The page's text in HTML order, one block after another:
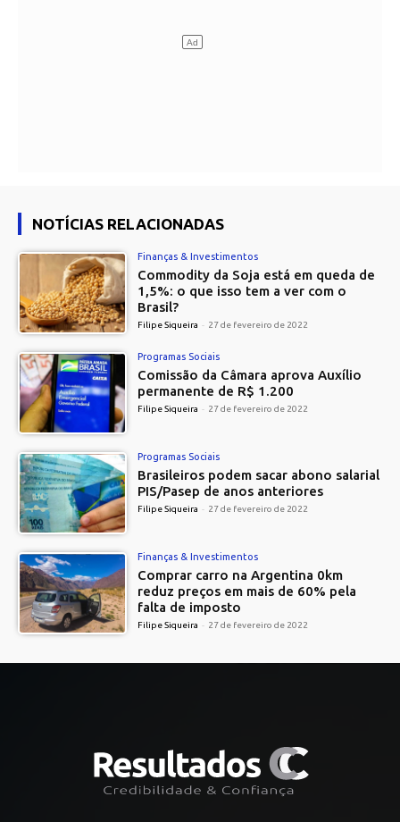
NOTÍCIAS RELACIONADAS
Finanças & Investimentos
Commodity da Soja está em queda de
1,5%: o que isso tem a ver com o
Brasil?
Filipe Siqueira - 27 de fevereiro de 2022
Programas Sociais
Comissão da Câmara aprova Auxílio
permanente de R$ 1.200
Filipe Siqueira - 27 de fevereiro de 2022
Programas Sociais
Brasileiros podem sacar abono salarial
PIS/Pasep de anos anteriores
Filipe Siqueira - 27 de fevereiro de 2022
Finanças & Investimentos
Comprar carro na Argentina 0km
reduz preços em mais de 60% pela
falta de imposto
Filipe Siqueira - 27 de fevereiro de 2022